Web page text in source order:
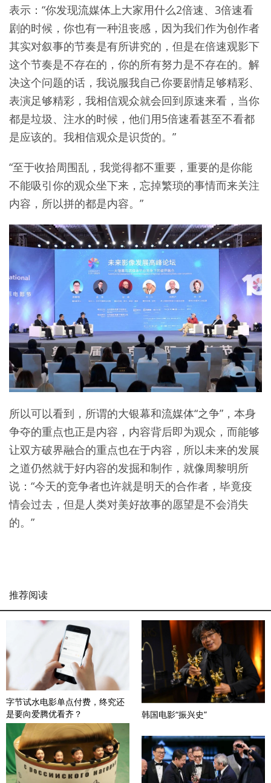
表示：“你发现流媒体上大家用什么2倍速、3倍速看
剧的时候，你也有一种沮丧感，因为我们作为创作者
其实对叙事的节奏是有所讲究的，但是在倍速观影下
这个节奏是不存在的，你的所有努力是不存在的。解
决这个问题的话，我说服我自己你要剧情足够精彩、
表演足够精彩，我相信观众就会回到原速来看，当你
都是垃圾、注水的时候，他们用5倍速看甚至不看都
是应该的。我相信观众是识货的。”
“至于收拾周围乱，我觉得都不重要，重要的是你能
不能吸引你的观众坐下来，忘掉繁琐的事情而来关注
内容，所以拼的都是内容。”
所以可以看到，所谓的大银幕和流媒体“之争”，本身
争夺的重点也正是内容，内容背后即为观众，而能够
让双方破界融合的重点也在于内容，所以未来的发展
之道仍然就于好内容的发掘和制作，就像周黎明所
说：“今天的竞争者也许就是明天的合作者，毕竟疫
情会过去，但是人类对美好故事的愿望是不会消失
的。”
推荐阅读
字节试水电影单点付费，终究还
是要向爱腾优看齐？
韩国电影“振兴史”